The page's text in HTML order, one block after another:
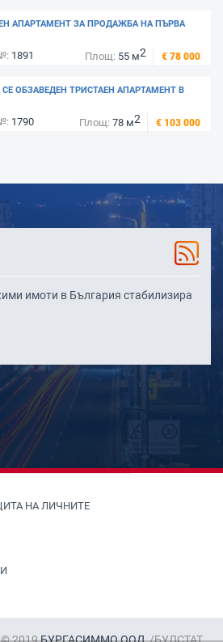
АПАРТАМЕНТ ЗА ПРОДАЖБА НА ПЪРВА
КОМПЛЕКС "ОАЗИС"
1891 Площ: 55 м2 € 78 000
ОБЗАВЕДЕН ТРИСТАЕН АПАРТАМЕНТ В
"АПОЛОН 6"
1790 Площ: 78 м2 € 103 000
имоти в България стабилизира
НА ЛИЧНИТЕ
© 2019БУРГАСИММО ООД /БУЛСТАТ